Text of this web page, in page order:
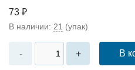
73 ₽
В наличии: 21 (упак)
- + В